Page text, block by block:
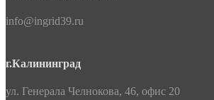
info@ingrid39.ru
г.Калининград
ул. Генерала Челнокова, 46, офис 20